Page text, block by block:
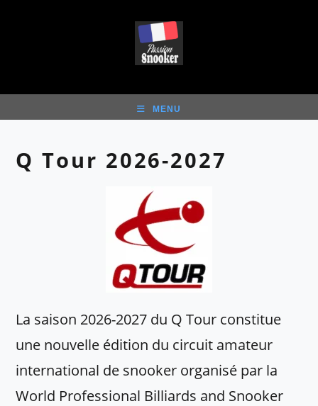
MENU
Q Tour 2026-2027
La saison 2026-2027 du Q Tour constitue
une nouvelle édition du circuit amateur
international de snooker organisé par la
World Professional Billiards and Snooker